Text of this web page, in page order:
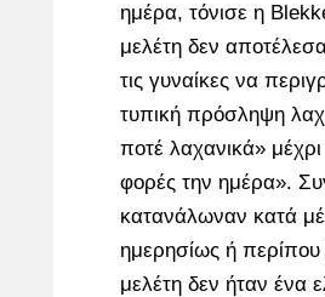
ημέρα, τόνισε η
μελέτη δεν
τις γυναίκες να
τυπική πρόσληψη
ποτέ λαχανικά»
φορές την ημέρα».
κατανάλωναν κατά
ημερησίως ή περίπου
μελέτη δεν ήταν ένα